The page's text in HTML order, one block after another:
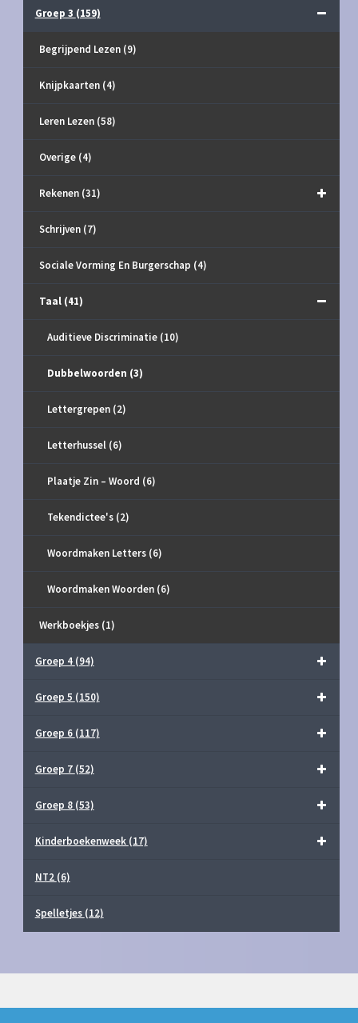
Groep 3 (159)
Begrijpend Lezen (9)
Knijpkaarten (4)
Leren Lezen (58)
Overige (4)
Rekenen (31)
Schrijven (7)
Sociale Vorming En Burgerschap (4)
Taal (41)
Auditieve Discriminatie (10)
Dubbelwoorden (3)
Lettergrepen (2)
Letterhussel (6)
Plaatje Zin – Woord (6)
Tekendictee's (2)
Woordmaken Letters (6)
Woordmaken Woorden (6)
Werkboekjes (1)
Groep 4 (94)
Groep 5 (150)
Groep 6 (117)
Groep 7 (52)
Groep 8 (53)
Kinderboekenweek (17)
NT2 (6)
Spelletjes (12)